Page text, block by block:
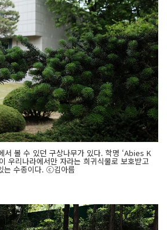
서 볼 수 있던 구상나무가 있다. 학명 ‘Abies K
우리나라에서만 자라는 희귀식물로 보호받고
는 수종이다. ⓒ김아름